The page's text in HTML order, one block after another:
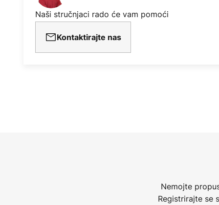
Naši stručnjaci rado će vam pomoći
Kontaktirajte nas
Nemojte
Registrirajte se